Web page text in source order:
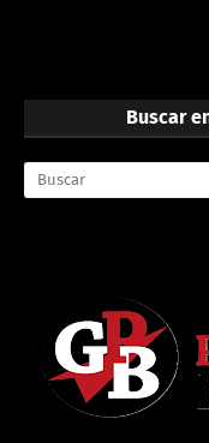
Buscar